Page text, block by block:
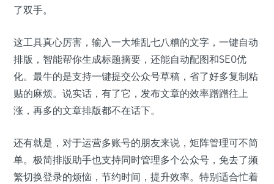
了双手。
这工具真心厉害，输入一大堆乱七八糟的文字，一键自动
排版，智能帮你生成标题摘要，还能自动配图和SEO优
化。最牛的是支持一键提交公众号草稿，省了好多复制粘
贴的麻烦。说实话，有了它，发布文章的效率蹭蹭往上
涨，再多的文章排版都不在话下。
还有就是，对于运营多账号的朋友来说，矩阵管理可不简
单。极简排版助手也支持同时管理多个公众号，免去了频
繁切换登录的烦恼，节约时间，提升效率。特别适合忙着